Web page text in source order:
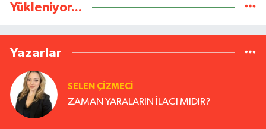
Yükleniyor...
Yazarlar
SELEN ÇİZMECİ
ZAMAN YARALARIN İLACI MIDIR?